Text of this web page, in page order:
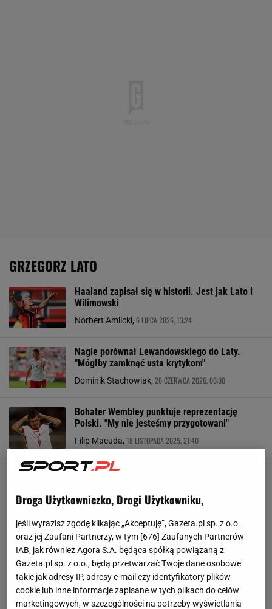
GRZEGORZ LATO
Haaland zapisał się w historii. Jest jak Lato i
Wilimowski
Norbert Amlicki, 6 LIPCA 2026, 13:24
Nagle porównał Lewandowskiego do Laty.
"Mógłby zamknąć usta krytykom"
Dominik Stachowiak, 26 CZERWCA 2026, 06:00
Bohater Wembley punktuje reprezentację
Polski. "My nie jesteśmy przygotowani"
Filip Macuda, 18 LISTOPADA 2025, 21:40
Droga Użytkowniczko, Drogi Użytkowniku,
jeśli wyrazisz zgodę klikając „Akceptuję”, Gazeta.pl sp. z o.o.
oraz jej Zaufani Partnerzy, w tym [676] Zaufanych Partnerów
IAB, jak również Agora S.A. będąca spółką powiązaną z
Gazeta.pl sp. z o.o., będą przetwarzać Twoje dane osobowe
takie jak adresy IP, adresy e-mail czy identyfikatory plików
cookie lub inne informacje zapisane w tych plikach do celów
marketingowych, w szczególności na potrzeby wyświetlania